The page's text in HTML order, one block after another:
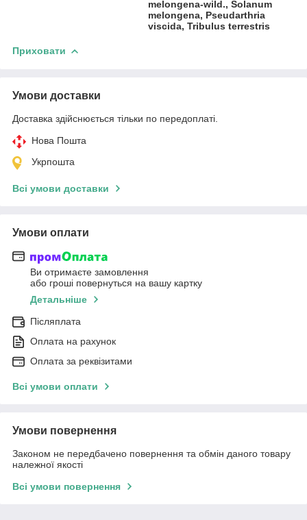
melongena-wild., Solanum
melongena, Pseudarthria
viscida, Tribulus terrestris
Приховати
Умови доставки
Доставка здійснюється тільки по передоплаті.
Нова Пошта
Укрпошта
Всі умови доставки
Умови оплати
Ви отримаєте замовлення
або гроші повернуться на вашу картку
Детальніше
Післяплата
Оплата на рахунок
Оплата за реквізитами
Всі умови оплати
Умови повернення
Законом не передбачено повернення та обмін даного товару
належної якості
Всі умови повернення